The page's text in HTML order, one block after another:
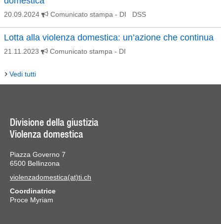
20.09.2024 Comunicato stampa - DI DSS
Lotta alla violenza domestica: un’azione che continua
21.11.2023 Comunicato stampa - DI
Vedi tutti
Divisione della giustizia
Violenza domestica
Piazza Governo 7
6500 Bellinzona
violenzadomestica(at)ti.ch
Coordinatrice
Proce Myriam